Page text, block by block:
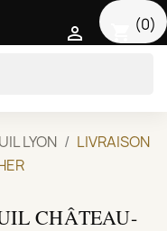
(0)

LYON
LIVRAISON
CHÂTEAU-